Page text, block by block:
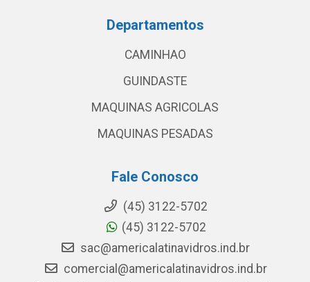
Departamentos
CAMINHAO
GUINDASTE
MAQUINAS AGRICOLAS
MAQUINAS PESADAS
Fale Conosco
(45) 3122-5702
(45) 3122-5702
sac@americalatinavidros.ind.br
comercial@americalatinavidros.ind.br